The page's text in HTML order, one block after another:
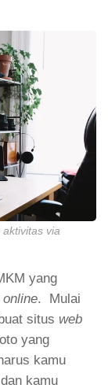
via
yang
online. Mulai
situs web
yang
kamu
dan kamu